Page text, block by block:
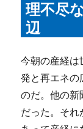
理不尽
辺
今朝の産経は
発と再エネの
のだ。他の新
だった。それ